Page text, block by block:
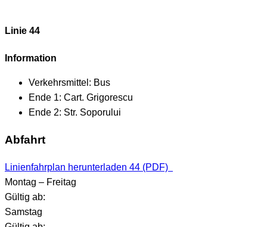
Linie 44
Information
Verkehrsmittel: Bus
Ende 1: Cart. Grigorescu
Ende 2: Str. Soporului
Abfahrt
Linienfahrplan herunterladen 44 (PDF)
Montag – Freitag
Gültig ab:
Samstag